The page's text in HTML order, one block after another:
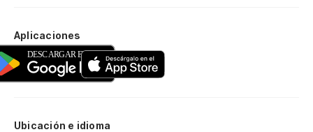
Aplicaciones
Ubicación e idioma